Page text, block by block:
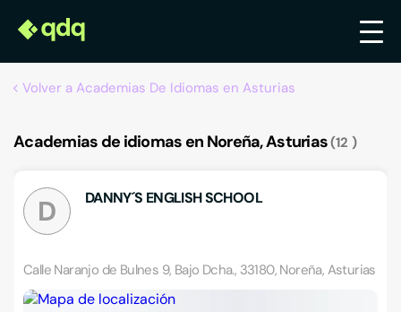
Volver a Academias De Idiomas en Asturias
Academias de idiomas en Noreña, Asturias 12
D DANNY´S ENGLISH SCHOOL
Calle Naranjo de Bulnes 9, Bajo Dcha., 33180, Noreña, Asturias